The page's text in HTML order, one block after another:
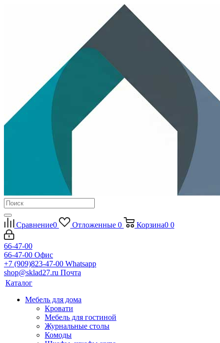
Сравнение0 Отложенные 0 Корзина0 0
66-47-00
66-47-00 Офис
+7 (909)823-47-00 Whatsapp
shop@sklad27.ru Почта
Каталог
Мебель для дома
Кровати
Мебель для гостиной
Журнальные столы
Комоды